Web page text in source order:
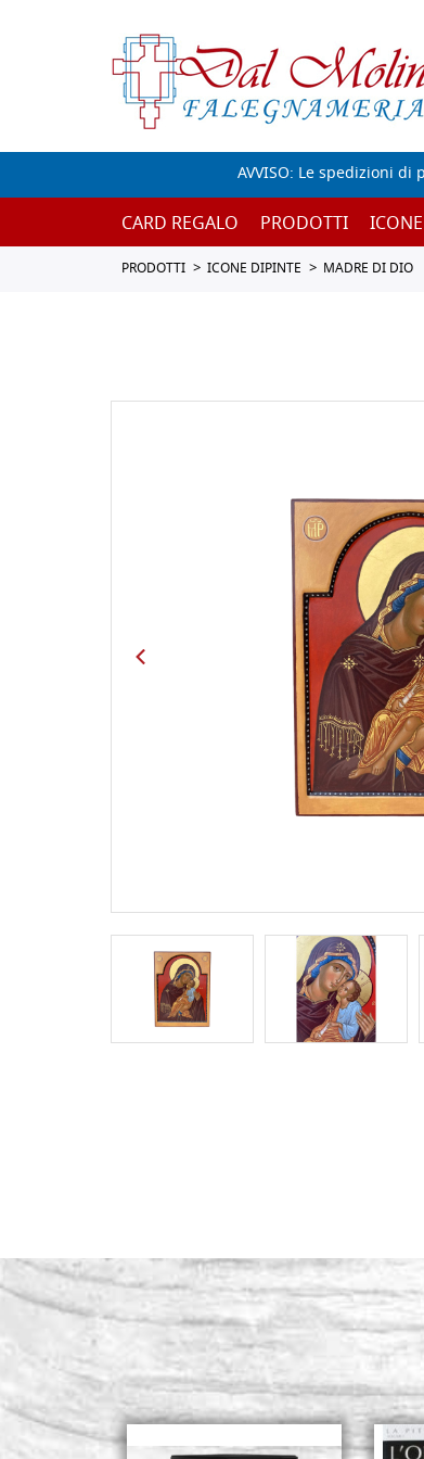
AVVISO: Le spedizioni
CARD REGALO PRODOTTI
PRODOTTI ICONE DIPINTE MADRE DI DIO